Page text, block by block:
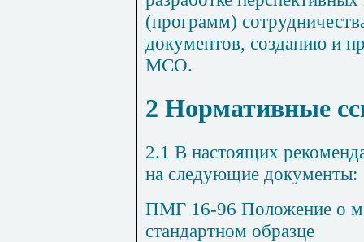
(программ)
документов, созданию и
МСО.
2 Нормативные
2.1 В настоящих
на следующие документы:
ПМГ 16-96 Положение о
стандартном образце